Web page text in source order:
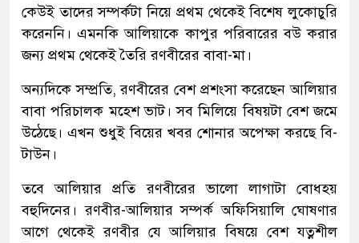
কেউই তাদের সম্পর্কটা নিয়ে প্রথম থেকেই বিশেষ লুকোচুরি
করেননি। এমনকি আলিয়াকে কাপুর পরিবারের বউ করার
জন্য প্রথম থেকেই তৈরি রণবীরের বাবা-মা।
অন্যদিকে সম্প্রতি, রণবীরের বেশ প্রশংসা করেছেন আলিয়ার
বাবা পরিচালক মহেশ ভাট। সব মিলিয়ে বিষয়টা বেশ জমে
উঠেছে। এখন শুধুই বিয়ের খবর শোনার অপেক্ষা করছে বি-
টাউন।
তবে আলিয়ার প্রতি রণবীরের ভালো লাগাটা বোধহয়
বহুদিনের। রণবীর-আলিয়ার সম্পর্ক অফিসিয়ালি ঘোষণার
আগে থেকেই রণবীর যে আলিয়ার বিষয়ে বেশ যত্নশীল